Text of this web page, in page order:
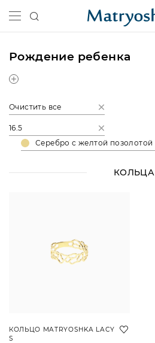
Рождение ребенка
Очистить все
16.5
Серебро с желтой позолотой
КОЛЬЦА
КОЛЬЦО MATRYOSHKA LACY
S